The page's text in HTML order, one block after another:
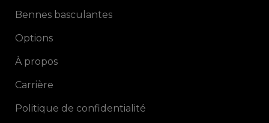
Bennes basculantes
Options
À propos
Carrière
Politique de confidentialité